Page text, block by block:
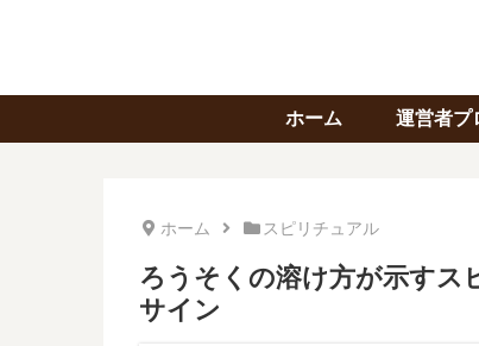
ホーム 運営者プ
ホーム スピリチュアル
ろうそくの溶け方が示すス
サイン